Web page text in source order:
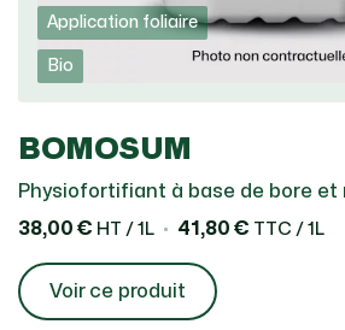
Application foliaire
Bio
BOMOSUM
Physiofortifiant à base de bore et
38,00 € HT / 1L 41,80 € TTC / 1L
Voir ce produit